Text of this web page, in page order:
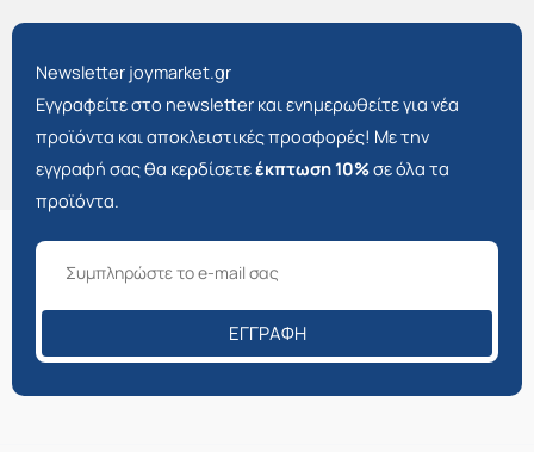
Newsletter joymarket.gr
Εγγραφείτε στο newsletter και ενημερωθείτε για νέα
προϊόντα και αποκλειστικές προσφορές! Με την
εγγραφή σας θα κερδίσετεέκπτωση 10%σε όλα τα
προϊόντα.
ΕΓΓΡΑΦΉ